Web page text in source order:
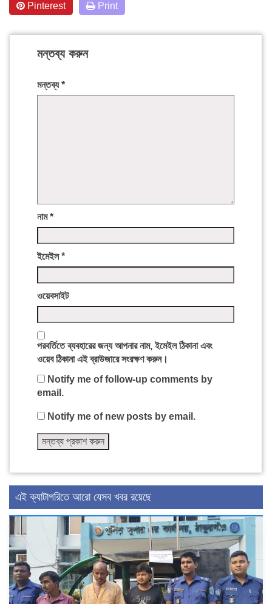
Pinterest Print
মন্তব্য করুন
মন্তব্য*
নাম*
ইমেইল*
ওয়েবসাইট
পরবর্তিতে ব্যবহারের জন্য আপনার নাম, ইমেইল ঠিকানা এবং
ওয়েব ঠিকানা এই ব্রাউজারে সংরক্ষণ করুন।
Notify me of follow-up comments by
email.
Notify me of new posts by email.
এই ক্যাটাগরিতে আরো যেসব খবর রয়েছে